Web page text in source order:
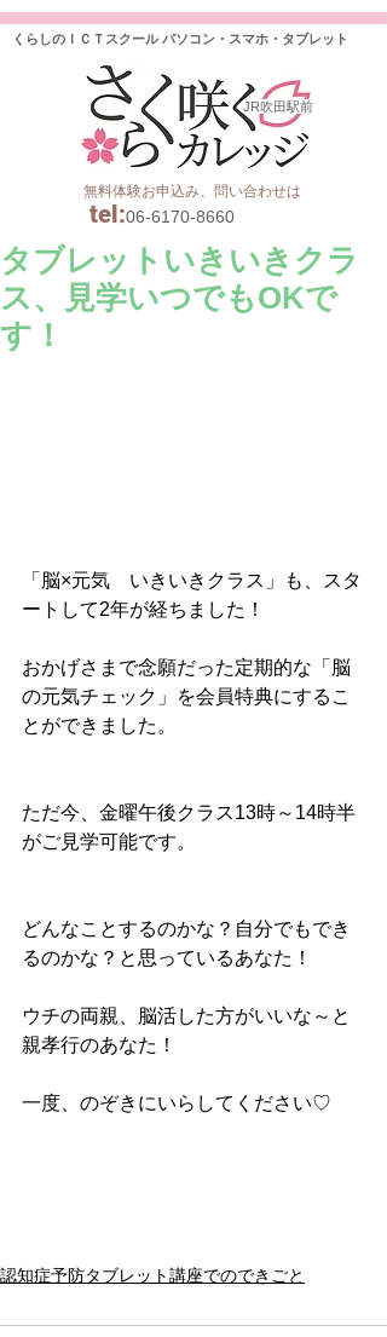
くらしのＩＣＴスクール パソコン・スマホ・タブレット
JR吹田駅前
無料体験お申込み、問い合わせは
tel:06-6170-8660
タブレットいきいきクラ
ス、見学いつでもOKで
す！
「脳×元気　いきいきクラス」も、スタ
ートして2年が経ちました！
おかげさまで念願だった定期的な「脳
の元気チェック」を会員特典にするこ
とができました。
ただ今、金曜午後クラス13時～14時半
がご見学可能です。
どんなことするのかな？自分でもでき
るのかな？と思っているあなた！
ウチの両親、脳活した方がいいな～と
親孝行のあなた！
一度、のぞきにいらしてください♡
認知症予防タブレット講座でのできごと